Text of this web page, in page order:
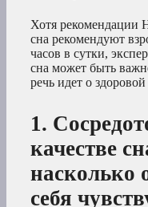
Хотя рекомендации
сна рекомендуют
часов в сутки,
сна может быть
речь идет о
1.
качестве
насколько
себя